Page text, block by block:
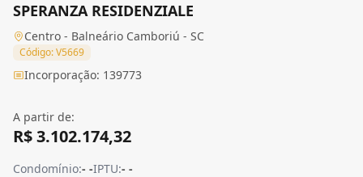
SPERANZA RESIDENZIALE
Centro - Balneário Camboriú - SC
Código: V5669
Incorporação: 139773
A partir de:
R$ 3.102.174,32
Condomínio:- -IPTU:- -